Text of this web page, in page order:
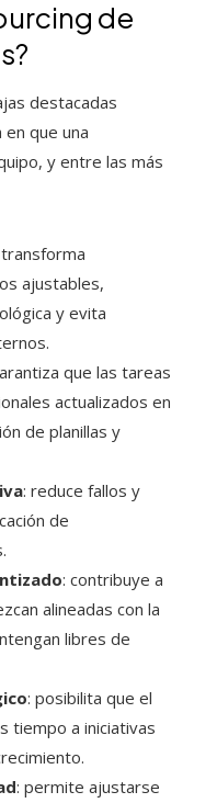
de
destacadas
que una
y entre las más
ajustables,
y evita
que las tareas
actualizados en
de planillas y
: reduce fallos y
de
: contribuye a
alineadas con la
libres de
: posibilita que el
tiempo a iniciativas
: permite ajustarse